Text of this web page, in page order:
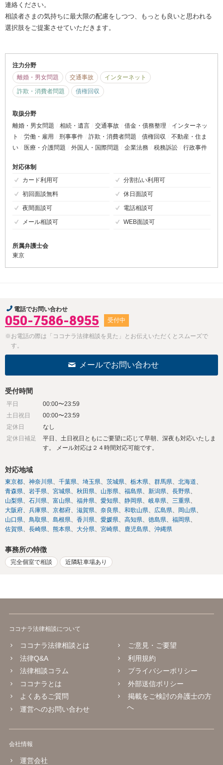
連絡ください。
相談者さまの気持ちに最大限の配慮をしつつ、もっとも良いと思われる
選択肢をご提案させていただきます。
注力分野
離婚・男女問題
交通事故
インターネット
詐欺・消費者問題
債権回収
取扱分野
離婚・男女問題
相続・遺言 交通事故 借金・債務整理
インターネッ
ト
労働・雇用 刑事事件 詐欺・消費者問題 債権回収
不動産・住ま
い
医療・介護問題 外国人・国際問題 企業法務 税務訴訟 行政事件
対応体制
カード利用可
分割払い利用可
初回面談無料
休日面談可
夜間面談可
電話相談可
メール相談可
WEB面談可
所属弁護士会
東京
電話でお問い合わせ
050-7586-8955 受付中
※お電話の際は「ココナラ法律相談を見た」とお伝えいただくとスムーズで
す。
メールでお問い合わせ
受付時間
平日
00:00〜23:59
土日祝日
00:00〜23:59
定休日
なし
定休日補足
平日、土日祝日ともにご要望に応じて早朝、深夜も対応いたしま
す。 メール対応は２４時間対応可能です。
対応地域
東京都 神奈川県 千葉県 埼玉県 茨城県 栃木県 群馬県
北海道
青森県
岩手県 宮城県 秋田県 山形県 福島県 新潟県
長野県
山梨県
石川県 富山県 福井県 愛知県 静岡県 岐阜県
三重県
大阪府
兵庫県 京都府 滋賀県 奈良県 和歌山県 広島県
岡山県
山口県
鳥取県 島根県 香川県 愛媛県 高知県 徳島県
福岡県
佐賀県
長崎県 熊本県 大分県 宮崎県 鹿児島県 沖縄県
事務所の特徴
完全個室で相談 近隣駐車場あり
ココナラ法律相談について
ココナラ法律相談とは
法律Q&A
法律相談コラム
ココナラとは
よくあるご質問
運営へのお問い合わせ
ご意見・ご要望
利用規約
プライバシーポリシー
外部送信ポリシー
掲載をご検討の弁護士の方
へ
会社情報
運営会社